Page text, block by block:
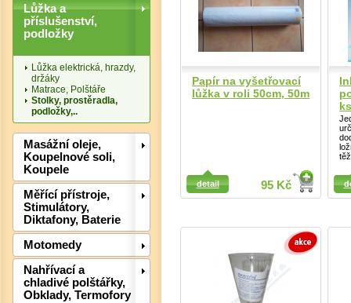
Lůžka a
příslušenství,
podložky
Lůžka elektrická, hrazdy,
držáky
Matrace, Polštáře
Stolky, prostěradla,
podložky,..
Masážní oleje,
Koupelnové soli,
Koupele
Měřící přístroje,
Stimulátory,
Diktafony, Baterie
Motomedy
Nahřívací a
chladivé polštářky,
Obklady, Termofory
Papír na vyšetřovací
lůžka v roli 50cm, 50m
95 Kč
detail
Detail
Detail